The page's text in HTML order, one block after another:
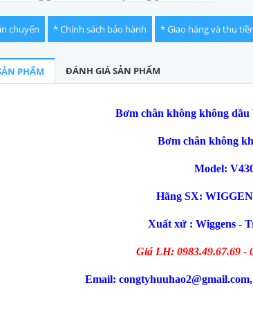
chuyển * Chính sách bảo hành * Giao hàng và thu
PHẨM ĐÁNH GIÁ SẢN PHẨM
Bơm chân không không dầu
Bơm chân không
Model:V43
Hãng SX:
Xuất xứ : Wiggens -
Giá LH: 0983.49.67.69 -
Email: